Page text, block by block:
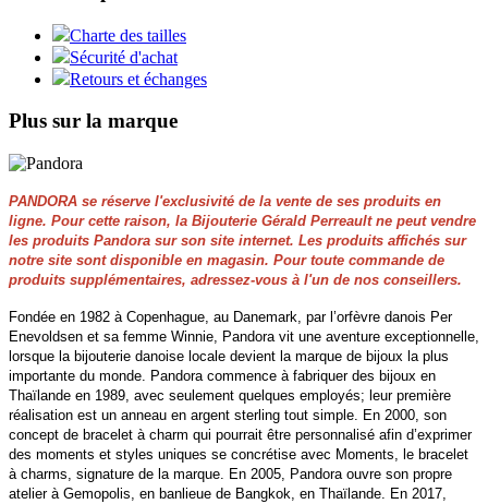
Charte des tailles
Sécurité d'achat
Retours et échanges
Plus sur la marque
PANDORA se réserve l'exclusivité de la vente de ses produits en
ligne. Pour cette raison, la Bijouterie Gérald Perreault ne peut vendre
les produits Pandora sur son site internet. Les produits affichés sur
notre site sont disponible en magasin. Pour toute commande de
produits supplémentaires, adressez-vous à l'un de nos conseillers.
Fondée en 1982 à Copenhague, au Danemark, par l’orfèvre danois Per
Enevoldsen et sa femme Winnie, Pandora vit une aventure exceptionnelle,
lorsque la bijouterie danoise locale devient la marque de bijoux la plus
importante du monde. Pandora commence à fabriquer des bijoux en
Thaïlande en 1989, avec seulement quelques employés; leur première
réalisation est un anneau en argent sterling tout simple. En 2000, son
concept de bracelet à charm qui pourrait être personnalisé afin d’exprimer
des moments et styles uniques se concrétise avec Moments, le bracelet
à charms, signature de la marque. En 2005, Pandora ouvre son propre
atelier à Gemopolis, en banlieue de Bangkok, en Thaïlande. En 2017,